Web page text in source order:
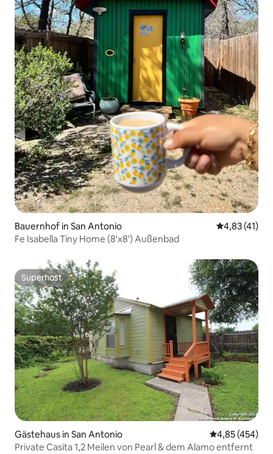
Bauernhof in San Antonio
4,83 (41)
Fe Isabella Tiny Home (8'x8') Außenbad
Superhost
Superhost
Gästehaus in San Antonio
4,85 (454)
Private Casita 1,2 Meilen von Pearl & dem Alamo entfernt